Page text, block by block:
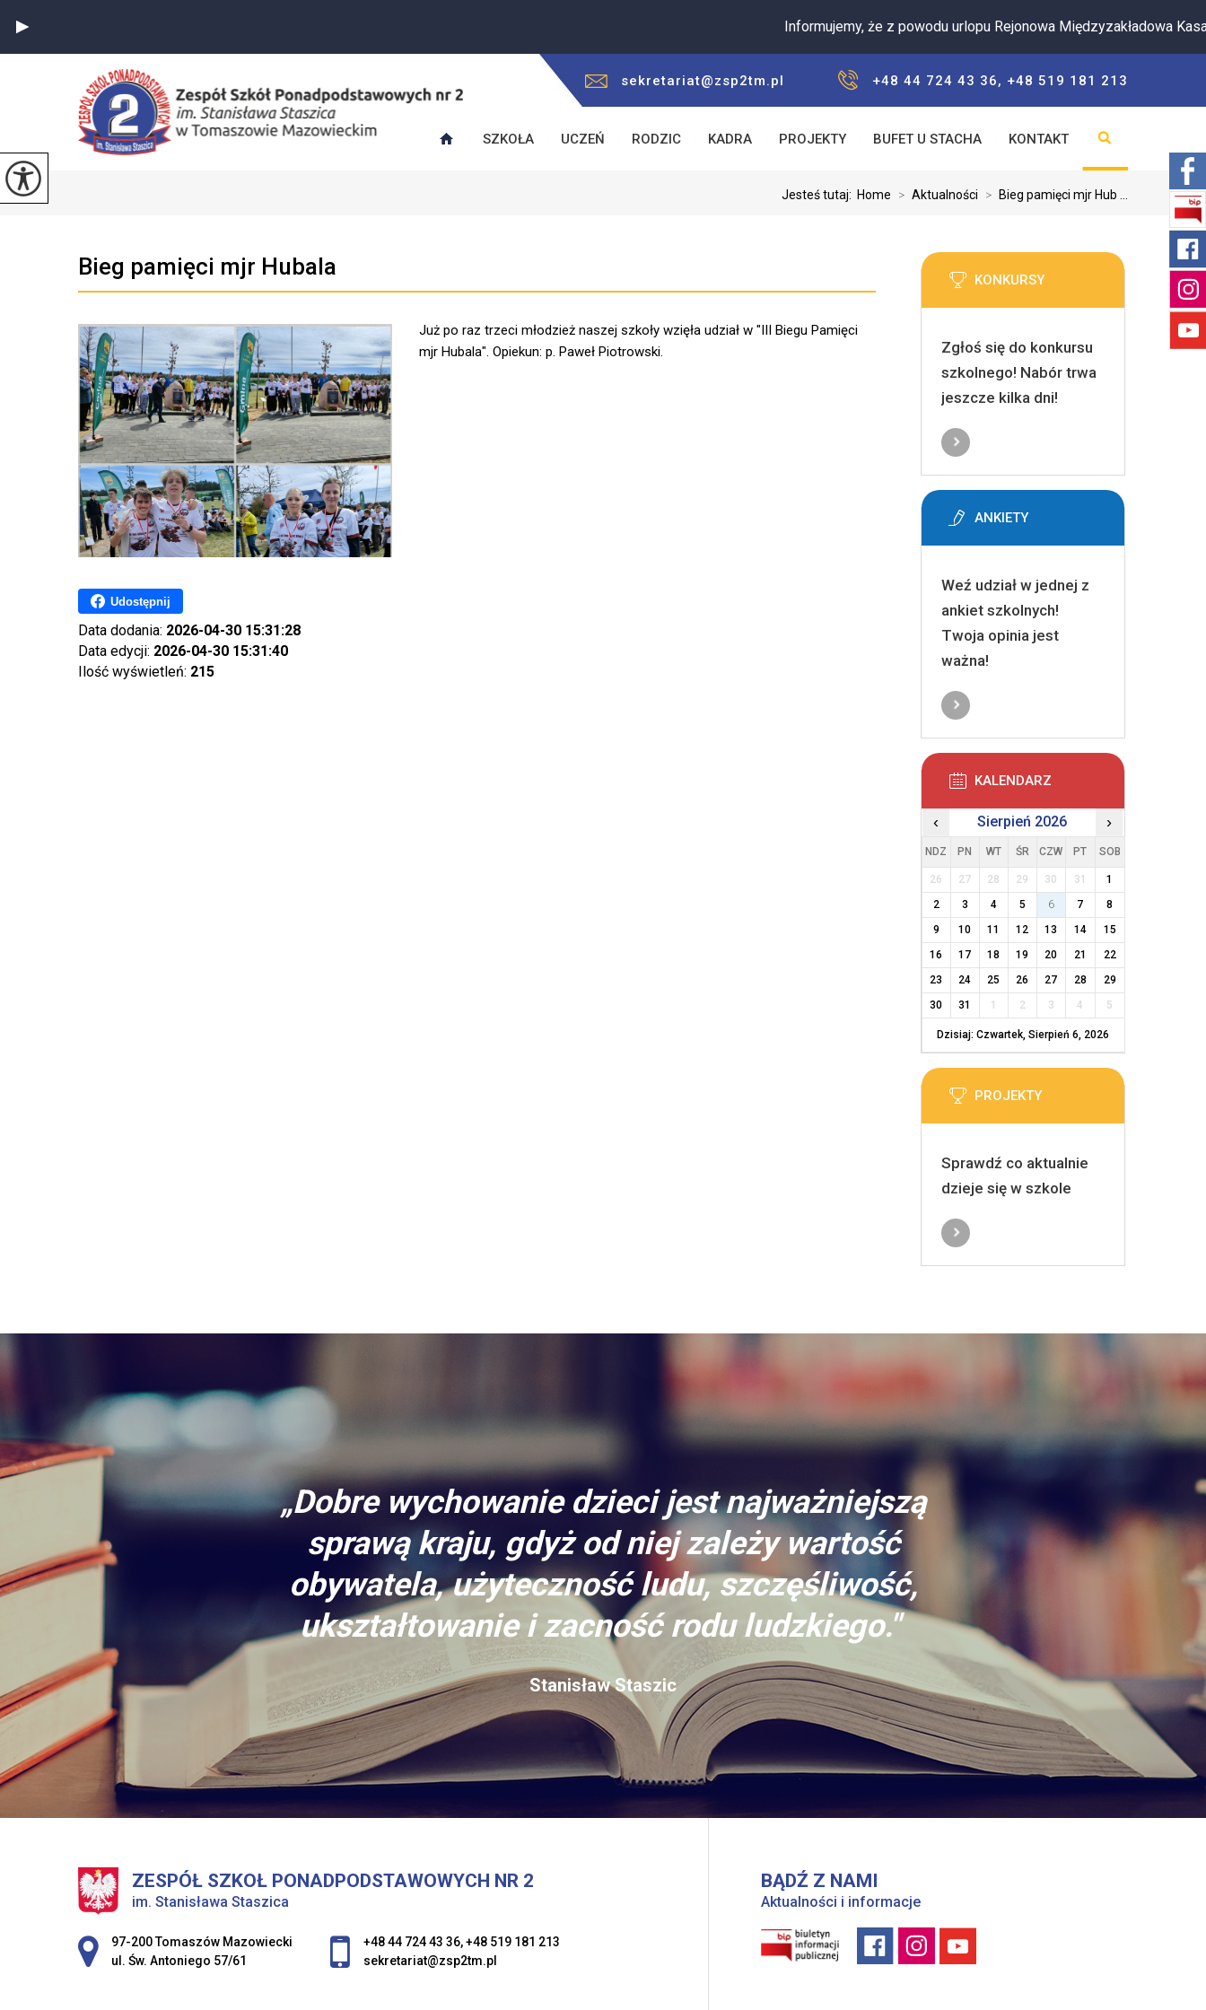
Informujemy, że z powodu urlopu Rejonowa Międzyzakładowa Kasa
sekretariat@zsp2tm.pl +48 44 724 43 36, +48 519 181 213
SZKOŁA UCZEŃ RODZIC KADRA PROJEKTY BUFET U STACHA KONTAKT
Jesteś tutaj: Home > Aktualności > Bieg pamięci mjr Hub ...
Bieg pamięci mjr Hubala
Już po raz trzeci młodzież naszej szkoły wzięła udział w "III Biegu Pamięci
mjr Hubala". Opiekun: p. Paweł Piotrowski.
Udostępnij
Data dodania: 2026-04-30 15:31:28
Data edycji: 2026-04-30 15:31:40
Ilość wyświetleń: 215
KONKURSY
Zgłoś się do konkursu
szkolnego! Nabór trwa
jeszcze kilka dni!
ANKIETY
Weź udział w jednej z
ankiet szkolnych!
Twoja opinia jest
ważna!
KALENDARZ
‹ Sierpień 2026 ›
NDZ PN WT ŚR CZW PT SOB
26 27 28 29 30 31
1
2
3 4 5 6 7
8
9
10 11 12 13 14
15
16
17 18 19 20 21
22
23
24 25 26 27 28
29
30
31 1 2 3 4 5
Dzisiaj: Czwartek, Sierpień 6, 2026
PROJEKTY
Sprawdź co aktualnie
dzieje się w szkole
„Dobre wychowanie dzieci jest najważniejszą
sprawą kraju, gdyż od niej zależy wartość
obywatela, użyteczność ludu, szczęśliwość,
ukształtowanie i zacność rodu ludzkiego."
Stanisław Staszic
ZESPÓŁ SZKOŁ PONADPODSTAWOWYCH NR 2
im. Stanisława Staszica
Adres pocztowy:
97-200 Tomaszów Mazowiecki
ul. Św. Antoniego 57/61
+48 44 724 43 36,+48 519 181 213
sekretariat@zsp2tm.pl
BĄDŹ Z NAMI
Aktualności i informacje